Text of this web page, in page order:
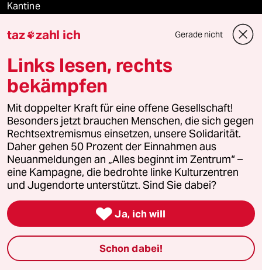
Kantine
Shop
Anzeigen
Fragen & Hilfe
Feedback
Aboservice
ePaper Login
Downloads für Abonnierende
taz zahl ich Gerade nicht
Links lesen, rechts
bekämpfen
Mit doppelter Kraft für eine offene Gesellschaft!
Besonders jetzt brauchen Menschen, die sich gegen
Rechtsextremismus einsetzen, unsere Solidarität.
Daher gehen 50 Prozent der Einnahmen aus
Neuanmeldungen an „Alles beginnt im Zentrum“ –
eine Kampagne, die bedrohte linke Kulturzentren
und Jugendorte unterstützt. Sind Sie dabei?
 Ja, ich will
Schon dabei!